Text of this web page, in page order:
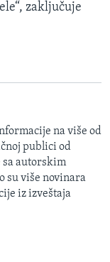
zaključuje
na više od
publici od
sa autorskim
su više novinara
iz izveštaja